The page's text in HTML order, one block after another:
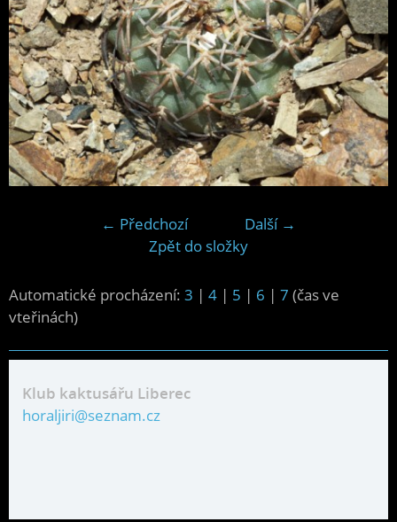
← Předchozí
Další →
Zpět do složky
Automatické procházení: 3 | 4 | 5 | 6 | 7 (čas ve
vteřinách)
Klub kaktusářu Liberec
horaljiri@seznam.cz